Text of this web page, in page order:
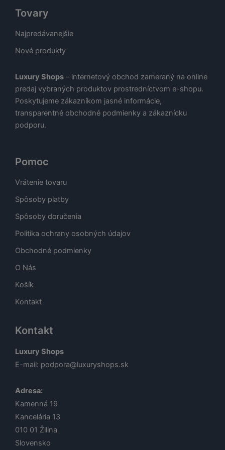
Tovary
Najpredávanejšie
Nové produkty
Luxury Shops – internetový obchod zameraný na online
predaj vybraných produktov prostredníctvom e-shopu.
Poskytujeme zákazníkom jasné informácie,
transparentné obchodné podmienky a zákaznícku
podporu.
Pomoc
Vrátenie tovaru
Spôsoby platby
Spôsoby doručenia
Politika ochrany osobných údajov
Obchodné podmienky
O Nás
Košík
Kontakt
Kontakt
Luxury Shops
E-mail: podpora@luxuryshops.sk
Adresa:
Kamenná 19
Kancelária 13
010 01 Žilina
Slovensko